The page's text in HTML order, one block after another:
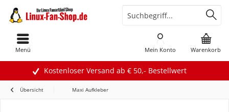
Kostenloser Versand ab € 50,- Bestellwert
Warenkorb
Mein Konto
Menü
Übersicht Maxi Aufkleber